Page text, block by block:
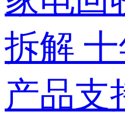
拆解
产品支